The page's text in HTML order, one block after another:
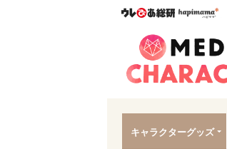
ウレぴあ
キャラクターグッズ